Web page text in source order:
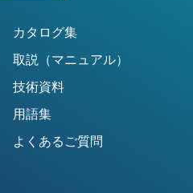
カタログ集
取説（マニュアル）
技術資料
用語集
よくあるご質問